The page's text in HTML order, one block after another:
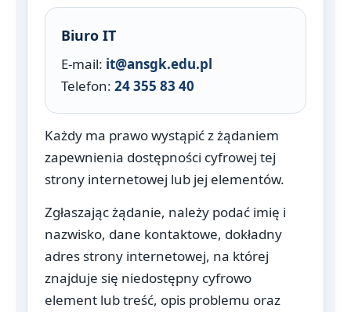
Biuro IT
E-mail: it@ansgk.edu.pl
Telefon: 24 355 83 40
Każdy ma prawo wystąpić z żądaniem
zapewnienia dostępności cyfrowej tej
strony internetowej lub jej elementów.
Zgłaszając żądanie, należy podać imię i
nazwisko, dane kontaktowe, dokładny
adres strony internetowej, na której
znajduje się niedostępny cyfrowo
element lub treść, opis problemu oraz